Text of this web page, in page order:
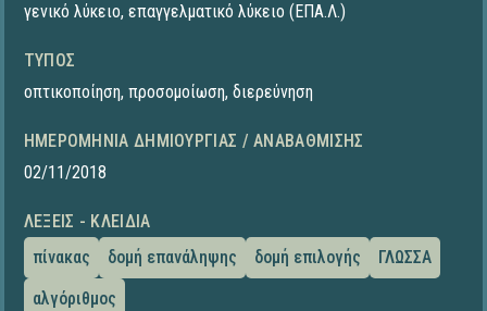
γενικό λύκειο, επαγγελματικό λύκειο (ΕΠΑ.Λ.)
ΤΎΠΟΣ
οπτικοποίηση, προσομοίωση, διερεύνηση
ΗΜΕΡΟΜΗΝΊΑ ΔΗΜΙΟΥΡΓΊΑΣ / ΑΝΑΒΆΘΜΙΣΗΣ
02/11/2018
ΛΈΞΕΙΣ - ΚΛΕΙΔΙΆ
πίνακας
δομή επανάληψης δομή επιλογής
ΓΛΩΣΣΑ
αλγόριθμος